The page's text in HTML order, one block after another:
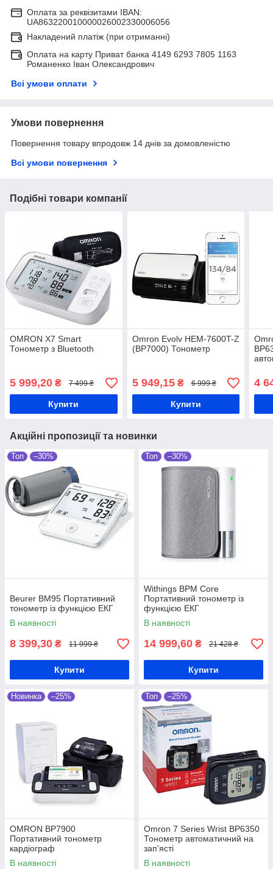
Оплата за реквізитами IBAN:
UA863220010000026002330006056
Накладений платіж (при отриманні)
Оплата на карту Приват банка 4149 6293 7805 1163
Романенко Іван Олександрович
Всі умови оплати
Умови повернення
Повернення товару впродовж 14 днів за домовленістю
Всі умови повернення
Подібні товари компанії
OMRON X7 Smаrt
Тонометр з Bluetooth
5 999,20 ₴ 7 499 ₴
Купити
Omron Evolv HEM-7600T-Z
(BP7000) Тонометр
5 949,15₴ 6 999 ₴
Купити
4
Акційні пропозиції та новинки
Топ –30%
Beurer BM95 Портативний
тонометр із функцією ЕКГ
В наявності
8 399,30 ₴ 11 999 ₴
Купити
Топ –30%
Withings BPM Core
Портативний тонометр із
функцією ЕКГ
В наявності
14 999,60 ₴ 21 428 ₴
Купити
Новинка –25%
OMRON BP7900
Портативний тонометр
кардіограф
В наявності
Топ –25%
Omron 7 Series Wrist BP6350
Тонометр автоматичний на
зап'ясті
В наявності